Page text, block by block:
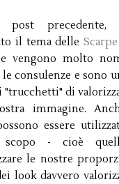
precedente,
il tema delle
vengono molto
consulenze e sono
di
immagine.
essere
scopo - cioè
le nostre
look davvero